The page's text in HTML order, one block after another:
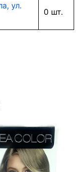
ул.
0 шт.